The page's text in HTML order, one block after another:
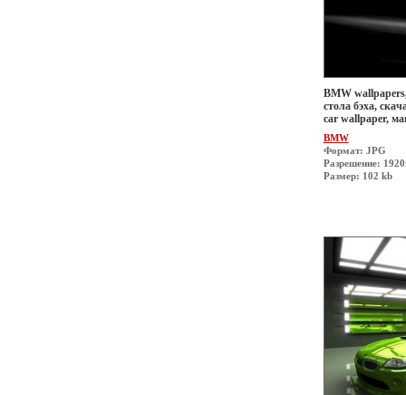
BMW
стола бэха,
car wallpaper,
BMW
Формат: JPG
Разрешение:
Размер: 102 kb